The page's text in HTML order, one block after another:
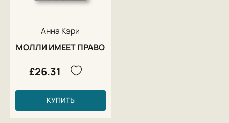
Анна Кэри
МОЛЛИ ИМЕЕТ ПРАВО
£26.31
КУПИТЬ